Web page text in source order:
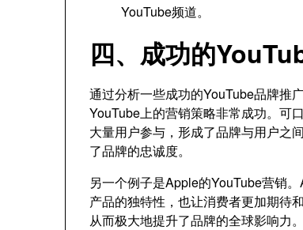
YouTube频道。
四、成功的
通过分析一些成功的YouTube品牌推
YouTube上的营销策略非常成功。可
大量用户参与，形成了品牌与用户之
了品牌的忠诚度。
另一个例子是Apple的YouTube营销
产品的独特性，也让消费者更加期待
从而极大地提升了品牌的全球影响力。